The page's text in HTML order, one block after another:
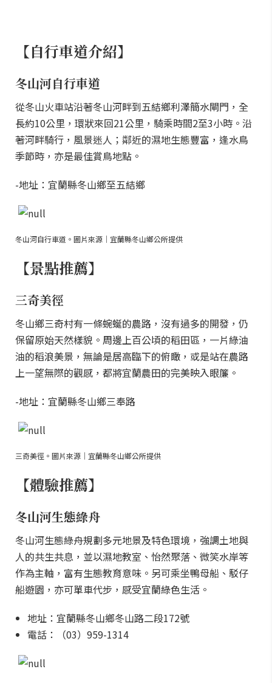
【自行車道介紹】
冬山河自行車道
從冬山火車站沿著冬山河畔到五結鄉利澤簡水閘門，全
長約10公里，環狀來回21公里，騎乘時間2至3小時。沿
著河畔騎行，風景迷人；鄰近的濕地生態豐富，逢水鳥
季節時，亦是最佳賞鳥地點。
-地址：宜蘭縣冬山鄉至五結鄉
冬山河自行車道。圖片來源｜宜蘭縣冬山鄉公所提供
【景點推薦】
三奇美徑
冬山鄉三奇村有一條蜿蜒的農路，沒有過多的開發，仍
保留原始天然樣貌。周邊上百公頃的稻田區，一片綠油
油的稻浪美景，無論是居高臨下的俯瞰，或是站在農路
上一望無際的觀感，都將宜蘭農田的完美映入眼簾。
-地址：宜蘭縣冬山鄉三奉路
三奇美徑。圖片來源｜宜蘭縣冬山鄉公所提供
【體驗推薦】
冬山河生態綠舟
冬山河生態綠舟規劃多元地景及特色環境，強調土地與
人的共生共息，並以濕地教室、怡然聚落、微笑水岸等
作為主軸，富有生態教育意味。另可乘坐鴨母船、駁仔
船遊園，亦可單車代步，感受宜蘭綠色生活。
地址：宜蘭縣冬山鄉冬山路二段172號
電話：（03）959-1314